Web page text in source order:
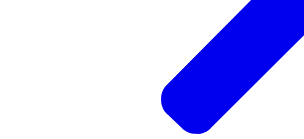
Ook voor de verhuur aan arbeidsmigranten kunnen gemeenten
waarmee ze eisen kunnen stellen aan de kwaliteit van de woning.
hebt betaald of niet. Als dat het geval is, kan de Huurcommissie
Betaal je te veel huur? Dan kun je terecht bij jouw gemeente. De
die een te hoge huurprijs vragen. Ook kun je terecht bij de
uitspraak doen over of je te veel huur betaalt. Als dat het geval is,